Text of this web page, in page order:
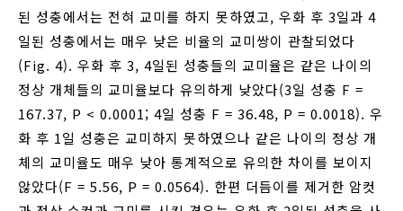
된 성충에서는 전혀 교미를 하지 못하였고, 우화 후 3일과 4
일된 성충에서는 매우 낮은 비율의 교미쌍이 관찰되었다
(Fig. 4). 우화 후 3, 4일된 성충들의 교미율은 같은 나이의
정상 개체들의 교미율보다 유의하게 낮았다(3일 성충 F =
167.37, P < 0.0001; 4일 성충 F = 36.48, P = 0.0018). 우
화 후 1일 성충은 교미하지 못하였으나 같은 나이의 정상 개
체의 교미율도 매우 낮아 통계적으로 유의한 차이를 보이지
않았다(F = 5.56, P = 0.0564). 한편 더듬이를 제거한 암컷